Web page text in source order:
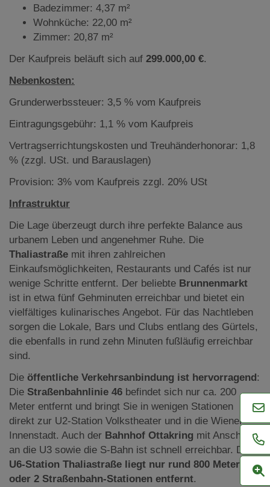
Badezimmer: 4,37 m²
Wohnküche: 22,00 m²
Zimmer: 20,87 m²
Der Kaufpreis beläuft sich auf 299.000,00 €.
Nebenkosten:
Grunderwerbssteuer: 3,5 % vom Kaufpreis
Eintragungsgebühr: 1,1 % vom Kaufpreis
Vertragserrichtungskosten und Treuhänderhonorar: 1,8
% (zzgl. USt. und Barauslagen)
Provision: 3% vom Kaufpreis zzgl. 20% USt
Infrastruktur
Die Lage überzeugt durch ihre perfekte Balance aus
urbanem Leben und angenehmer Ruhe. Die
Thaliastraße mit ihren zahlreichen
Einkaufsmöglichkeiten, Restaurants und Cafés ist nur
wenige Schritte entfernt. Der beliebte Brunnenmarkt
ist in etwa fünf Gehminuten erreichbar und bietet ein
vielfältiges kulinarisches Angebot. Für das Nachtleben
sorgen die Lokale, Bars und Clubs entlang des Gürtels,
die ebenfalls in rund zehn Minuten fußläufig erreichbar
sind.
Die öffentliche Verkehrsanbindung ist hervorragend:
Die Straßenbahnlinie 46 befindet sich nur ca. 200
Meter entfernt und bringt Sie in wenigen Stationen
direkt zur U2-Station Volkstheater und in die Wiener
Innenstadt. Auch der Bahnhof Ottakring mit Anschluss
an die U3 sowie die S-Bahn ist schnell erreichbar. Die
U6-Station Thaliastraße liegt nur rund 800 Meter
oder 2 Straßenbahn-Stationen entfernt.